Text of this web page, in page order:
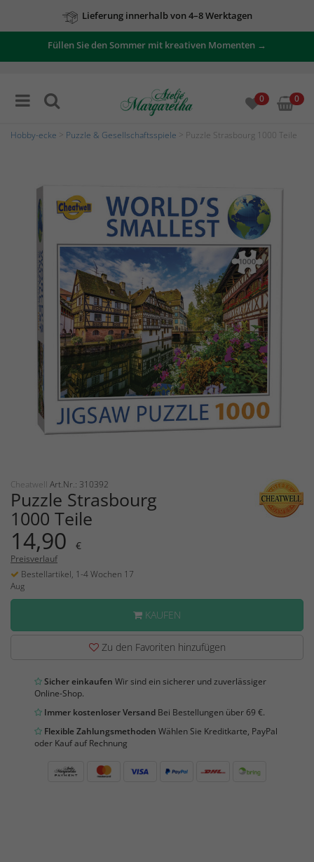
Lieferung innerhalb von 4–8 Werktagen
Füllen Sie den Sommer mit kreativen Momenten →
0 0
Hobby-ecke Puzzle & Gesellschaftsspiele > Puzzle Strasbourg 1000 Teile
Cheatwell Art.Nr.: 310392
Puzzle Strasbourg
1000 Teile
14,90 €
Preisverlauf
Bestellartikel, 1-4 Wochen 17
Aug
KAUFEN
Zu den Favoriten hinzufügen
Sicher einkaufen Wir sind ein sicherer und zuverlässiger
Online-Shop.
Immer kostenloser Versand Bei Bestellungen über 69 €.
Flexible Zahlungsmethoden Wählen Sie Kreditkarte, PayPal
oder Kauf auf Rechnung